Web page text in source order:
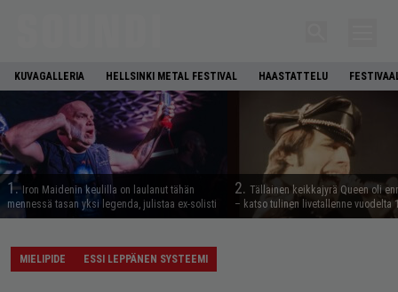
KUVAGALLERIA HELLSINKI METAL FESTIVAL HAASTATTELU
1. Iron Maidenin keulilla on laulanut tähän
mennessä tasan yksi legenda, julistaa ex-solisti
2. Tällainen keikkajyrä Queen oli
– katso tulinen livetallenne vuodelta
MIELIPIDE ESSI LEPPÄNEN SYSTEEMI